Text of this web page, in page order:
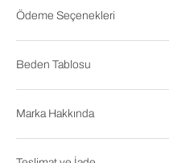
Ödeme Seçenekleri
Beden Tablosu
Marka Hakkında